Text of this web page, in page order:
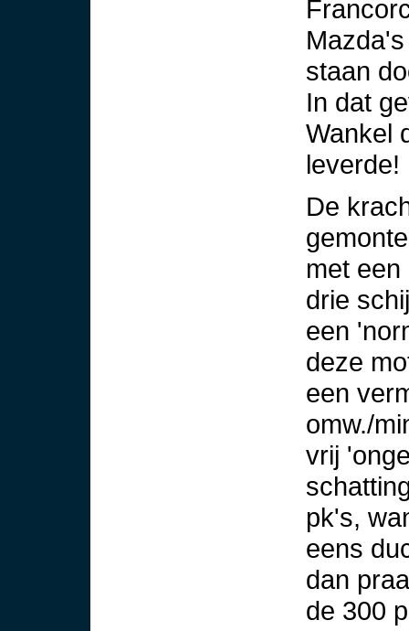
staan
In dat
Wankel
leverde!
De
met
drie
een
deze
een
omw./
vrij
pk's,
eens
dan
de 300